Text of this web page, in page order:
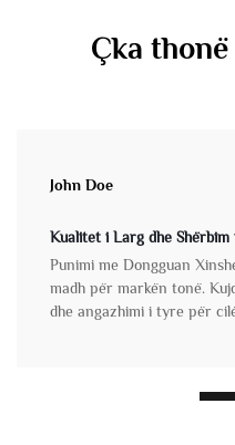
Çka
John Doe
Kualitet i Larg dhe Shërbim
Punimi me Dongguan
madh për markën tonë.
dhe angazhimi i tyre për